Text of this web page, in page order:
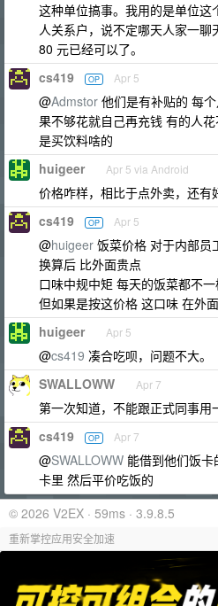
这种单位搞事。我用的是单位
人关系户，说不定哪天人家一
80 元已经可以了。
cs419 OP Apr 5
@Admstor 他们是有补贴的 每
果不够花就自己再充钱 有的人
是买饮料啥的
huigeer Apr 5 via Android
价格咋样，相比于点外卖，还有
cs419 OP Apr 5
@huigeer 饭菜价格 对于内部员
换算后 比外面贵点
口味中规中矩 每天的饭菜都不
但如果是按这价格 这口味 在外
huigeer Apr 5
@cs419 凑合吃呗，问题不大。
SWALLOWW Apr 7
第一次知道，不能跟正式同事用
cs419 OP Apr 7
@SWALLOWW 能借到他们饭
卡里 然后平价吃饭的
© 2026 V2EX · 59ms · 3.9.8.5
重新掌控应用安全加速